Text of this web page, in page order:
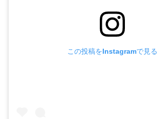
この投稿をInstagramで見る